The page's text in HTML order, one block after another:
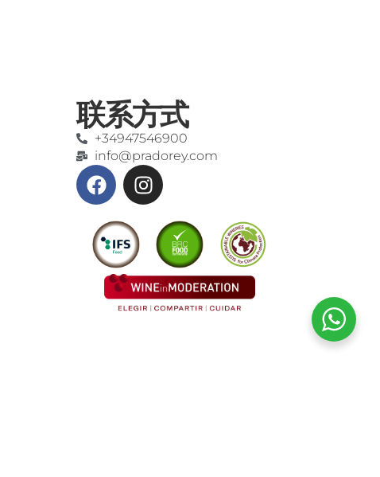
联系方式
+34947546900
info@pradorey.com